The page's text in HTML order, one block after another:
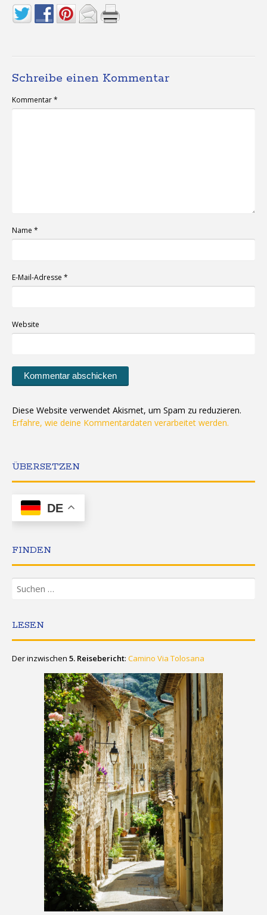
Schreibe einen Kommentar
Kommentar*
Name *
E-Mail-Adresse *
Website
Diese Website verwendet Akismet, um Spam zu reduzieren.
Erfahre, wie deine Kommentardaten verarbeitet werden.
ÜBERSETZEN
DE
FINDEN
Suchen
nach:
LESEN
Der inzwischen 5. Reisebericht: Camino Via Tolosana